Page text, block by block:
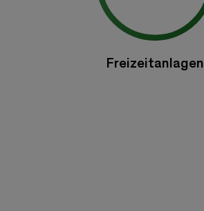
Freizeitanlagen